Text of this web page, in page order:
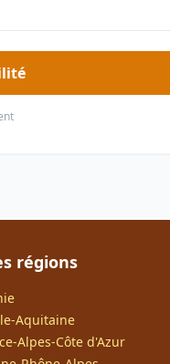
régions
Aquitaine
Alpes-Côte d'Azur